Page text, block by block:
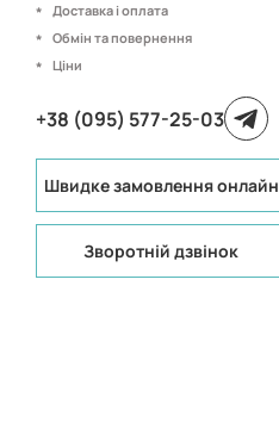
Доставка і оплата
Обмін та повернення
Ціни
+38 (095) 577-25-03
Швидке замовлення онлайн
Зворотній дзвінок